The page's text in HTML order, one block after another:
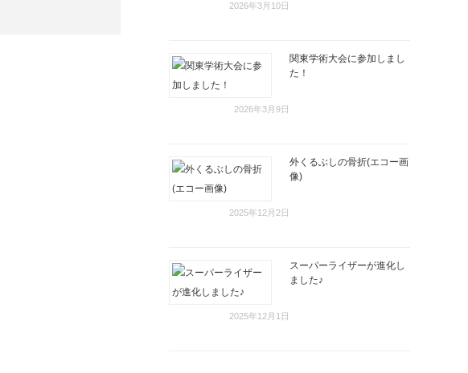
2026年3月10日
関東学術大会に参加しまし
た！
2026年3月9日
外くるぶしの骨折(エコー画
像)
2025年12月2日
スーパーライザーが進化し
ました♪
2025年12月1日